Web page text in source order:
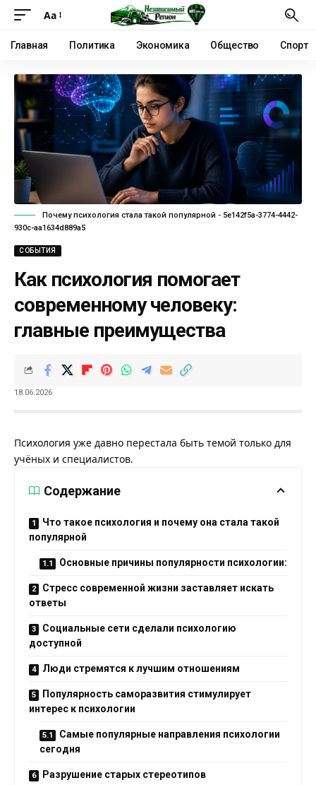
Аа
Главная Политика Экономика Общество Спорт
Почему психология стала такой популярной - 5e142f5a-3774-4442-
930c-aa1634d889a5
СОБЫТИЯ
Как психология помогает
современному человеку:
главные преимущества
18.06.2026
Психология уже давно перестала быть темой только для
учёных и специалистов.
Содержание
Что такое психология и почему она стала такой
популярной
Основные причины популярности психологии:
Стресс современной жизни заставляет искать
ответы
Социальные сети сделали психологию
доступной
Люди стремятся к лучшим отношениям
Популярность саморазвития стимулирует
интерес к психологии
Самые популярные направления психологии
сегодня
Разрушение старых стереотипов